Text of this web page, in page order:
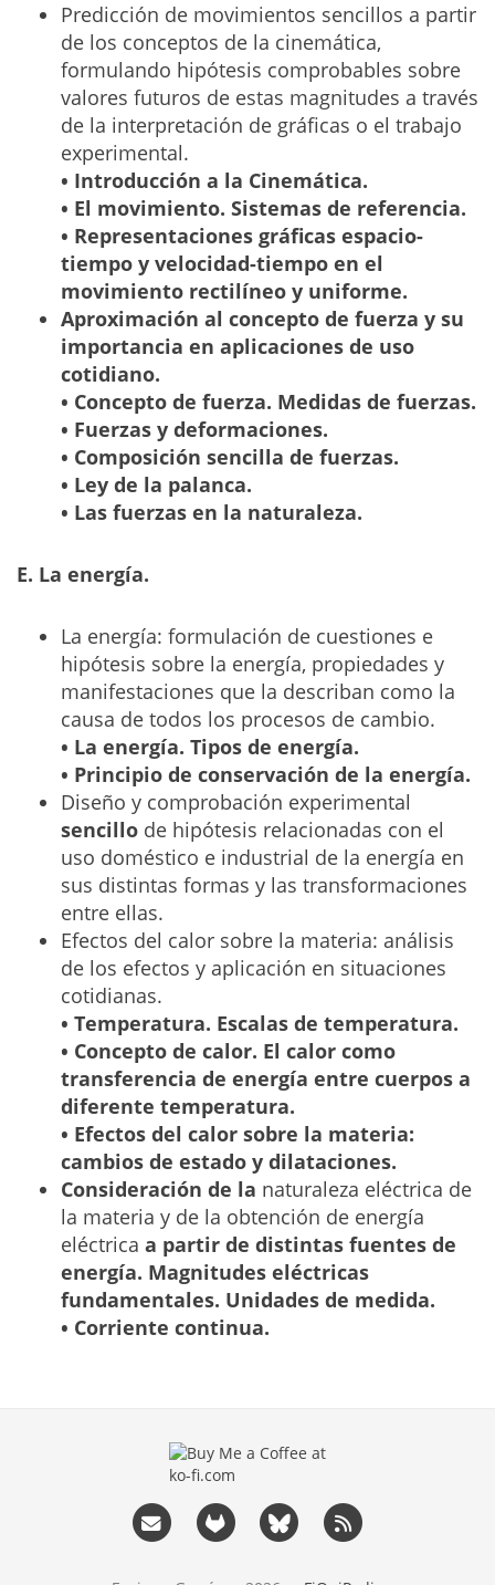
Predicción de movimientos sencillos a partir
de los conceptos de la cinemática,
formulando hipótesis comprobables sobre
valores futuros de estas magnitudes a través
de la interpretación de gráficas o el trabajo
experimental.
• Introducción a la Cinemática.
• El movimiento. Sistemas de referencia.
• Representaciones gráficas espacio-
tiempo y velocidad-tiempo en el
movimiento rectilíneo y uniforme.
Aproximación al concepto de fuerza y su
importancia en aplicaciones de uso
cotidiano.
• Concepto de fuerza. Medidas de fuerzas.
• Fuerzas y deformaciones.
• Composición sencilla de fuerzas.
• Ley de la palanca.
• Las fuerzas en la naturaleza.
E. La energía.
La energía: formulación de cuestiones e
hipótesis sobre la energía, propiedades y
manifestaciones que la describan como la
causa de todos los procesos de cambio.
• La energía. Tipos de energía.
• Principio de conservación de la energía.
Diseño y comprobación experimental
sencillo de hipótesis relacionadas con el
uso doméstico e industrial de la energía en
sus distintas formas y las transformaciones
entre ellas.
Efectos del calor sobre la materia: análisis
de los efectos y aplicación en situaciones
cotidianas.
• Temperatura. Escalas de temperatura.
• Concepto de calor. El calor como
transferencia de energía entre cuerpos a
diferente temperatura.
• Efectos del calor sobre la materia:
cambios de estado y dilataciones.
Consideración de la naturaleza eléctrica de
la materia y de la obtención de energía
eléctrica a partir de distintas fuentes de
energía. Magnitudes eléctricas
fundamentales. Unidades de medida.
• Corriente continua.